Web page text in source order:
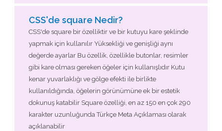
CSS'de square Nedir?
CSS'de square bir özelliktir ve bir kutuyu kare şeklinde
yapmak için kullanılır Yüksekliği ve genişliği aynı
değerde ayarlar Bu özellik, özellikle butonlar, resimler
gibi kare olması gereken öğeler için kullanışlıdır Kutu
kenar yuvarlaklığı ve gölge efekti ile birlikte
kullanıldığında, öğelerin görünümüne ek bir estetik
dokunuş katabilir Square özelliği, en az 150 en çok 290
karakter uzunluğunda Türkçe Meta Açıklaması olarak
açıklanabilir